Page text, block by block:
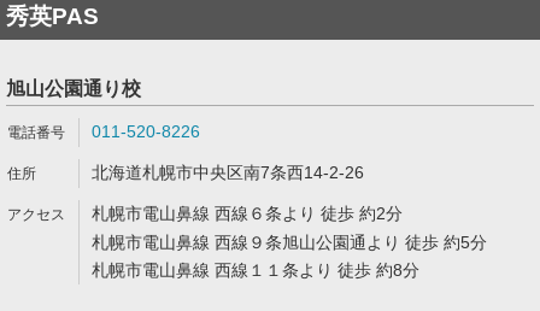
秀英PAS
旭山公園通り校
011-520-8226
北海道札幌市中央区南7条西14-2-26
札幌市電山鼻線 西線６条より 徒歩 約2分
札幌市電山鼻線 西線９条旭山公園通より 徒歩 約5分
札幌市電山鼻線 西線１１条より 徒歩 約8分